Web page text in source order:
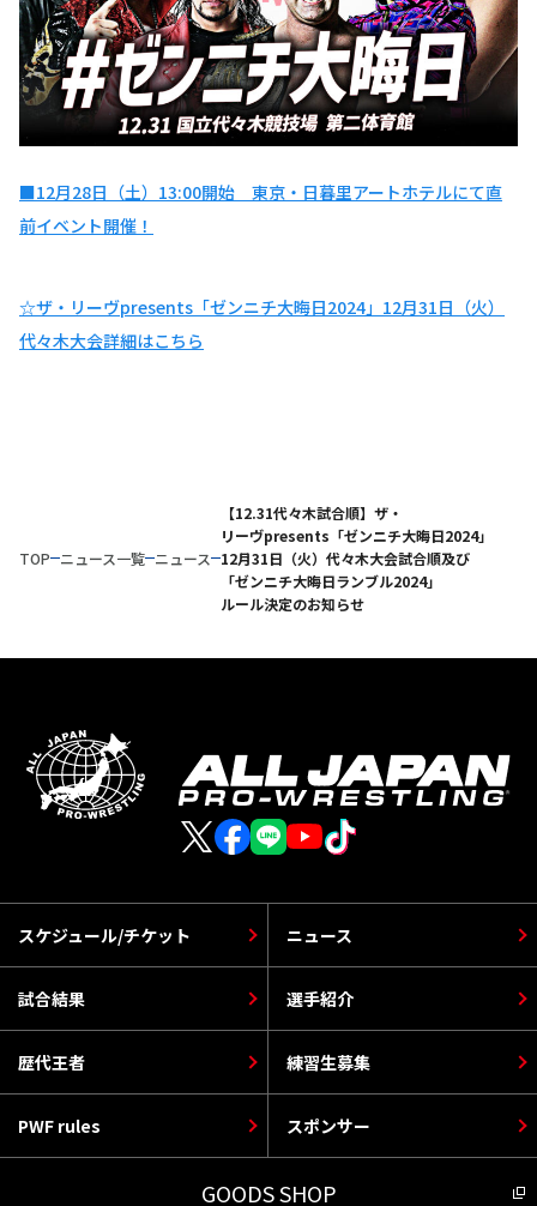
■12月28日（土）13:00開始 東京・日暮里アートホテルにて直
前イベント開催！
☆ザ・リーヴpresents「ゼンニチ大晦日2024」12月31日（火）
代々木大会詳細はこちら
TOP ニュース一覧 ニュース
【12.31代々木試合順】ザ・
リーヴpresents「ゼンニチ大晦日2024」
12月31日（火）代々木大会試合順及び
「ゼンニチ大晦日ランブル2024」
ルール決定のお知らせ
スケジュール/チケット
選手紹介
PWF rules
ニュース
歴代王者
スポンサー
試合結果
練習生募集
GOODS SHOP